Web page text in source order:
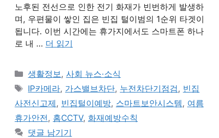
노후된 전선으로 인한 전기 화재가 빈번하게 발생하
며, 우편물이 쌓인 집은 빈집 털이범의 1순위 타겟이
됩니다. 이번 시간에는 휴가지에서도 스마트폰 하나
로 내 … 더 읽기
카
테
리
생활정보 ,사회 뉴스·소식
태
그
IP카메라, 가스밸브차단, 누전차단기점검 , 빈집
사전신고제 , 빈집털이예방, 스마트보안시스템 , 여름
휴가안전 , 홈CCTV, 화재예방수칙
댓글 남기기